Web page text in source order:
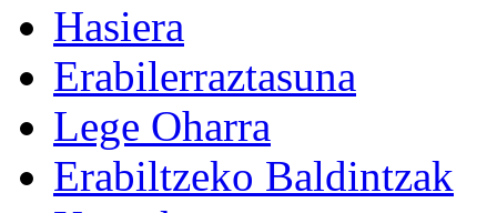
Hasiera
Erabilerraztasuna
Lege Oharra
Erabiltzeko Baldintzak